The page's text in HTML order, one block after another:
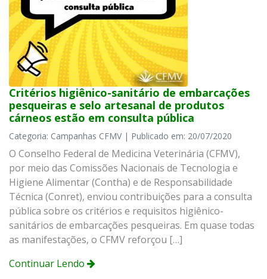
Critérios higiênico-sanitário de embarcações
pesqueiras e selo artesanal de produtos
cárneos estão em consulta pública
Categoria: Campanhas CFMV | Publicado em: 20/07/2020
O Conselho Federal de Medicina Veterinária (CFMV),
por meio das Comissões Nacionais de Tecnologia e
Higiene Alimentar (Contha) e de Responsabilidade
Técnica (Conret), enviou contribuições para a consulta
pública sobre os critérios e requisitos higiênico-
sanitários de embarcações pesqueiras. Em quase todas
as manifestações, o CFMV reforçou […]
Continuar Lendo